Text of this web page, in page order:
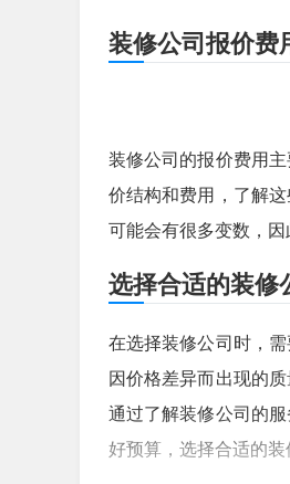
装修公司报价费
装修公司的报价费用
价结构和费用，了解
可能会有很多变数，
选择合适的装修
在选择装修公司时，
因价格差异而出现的
通过了解装修公司的
好预算，选择合适的装